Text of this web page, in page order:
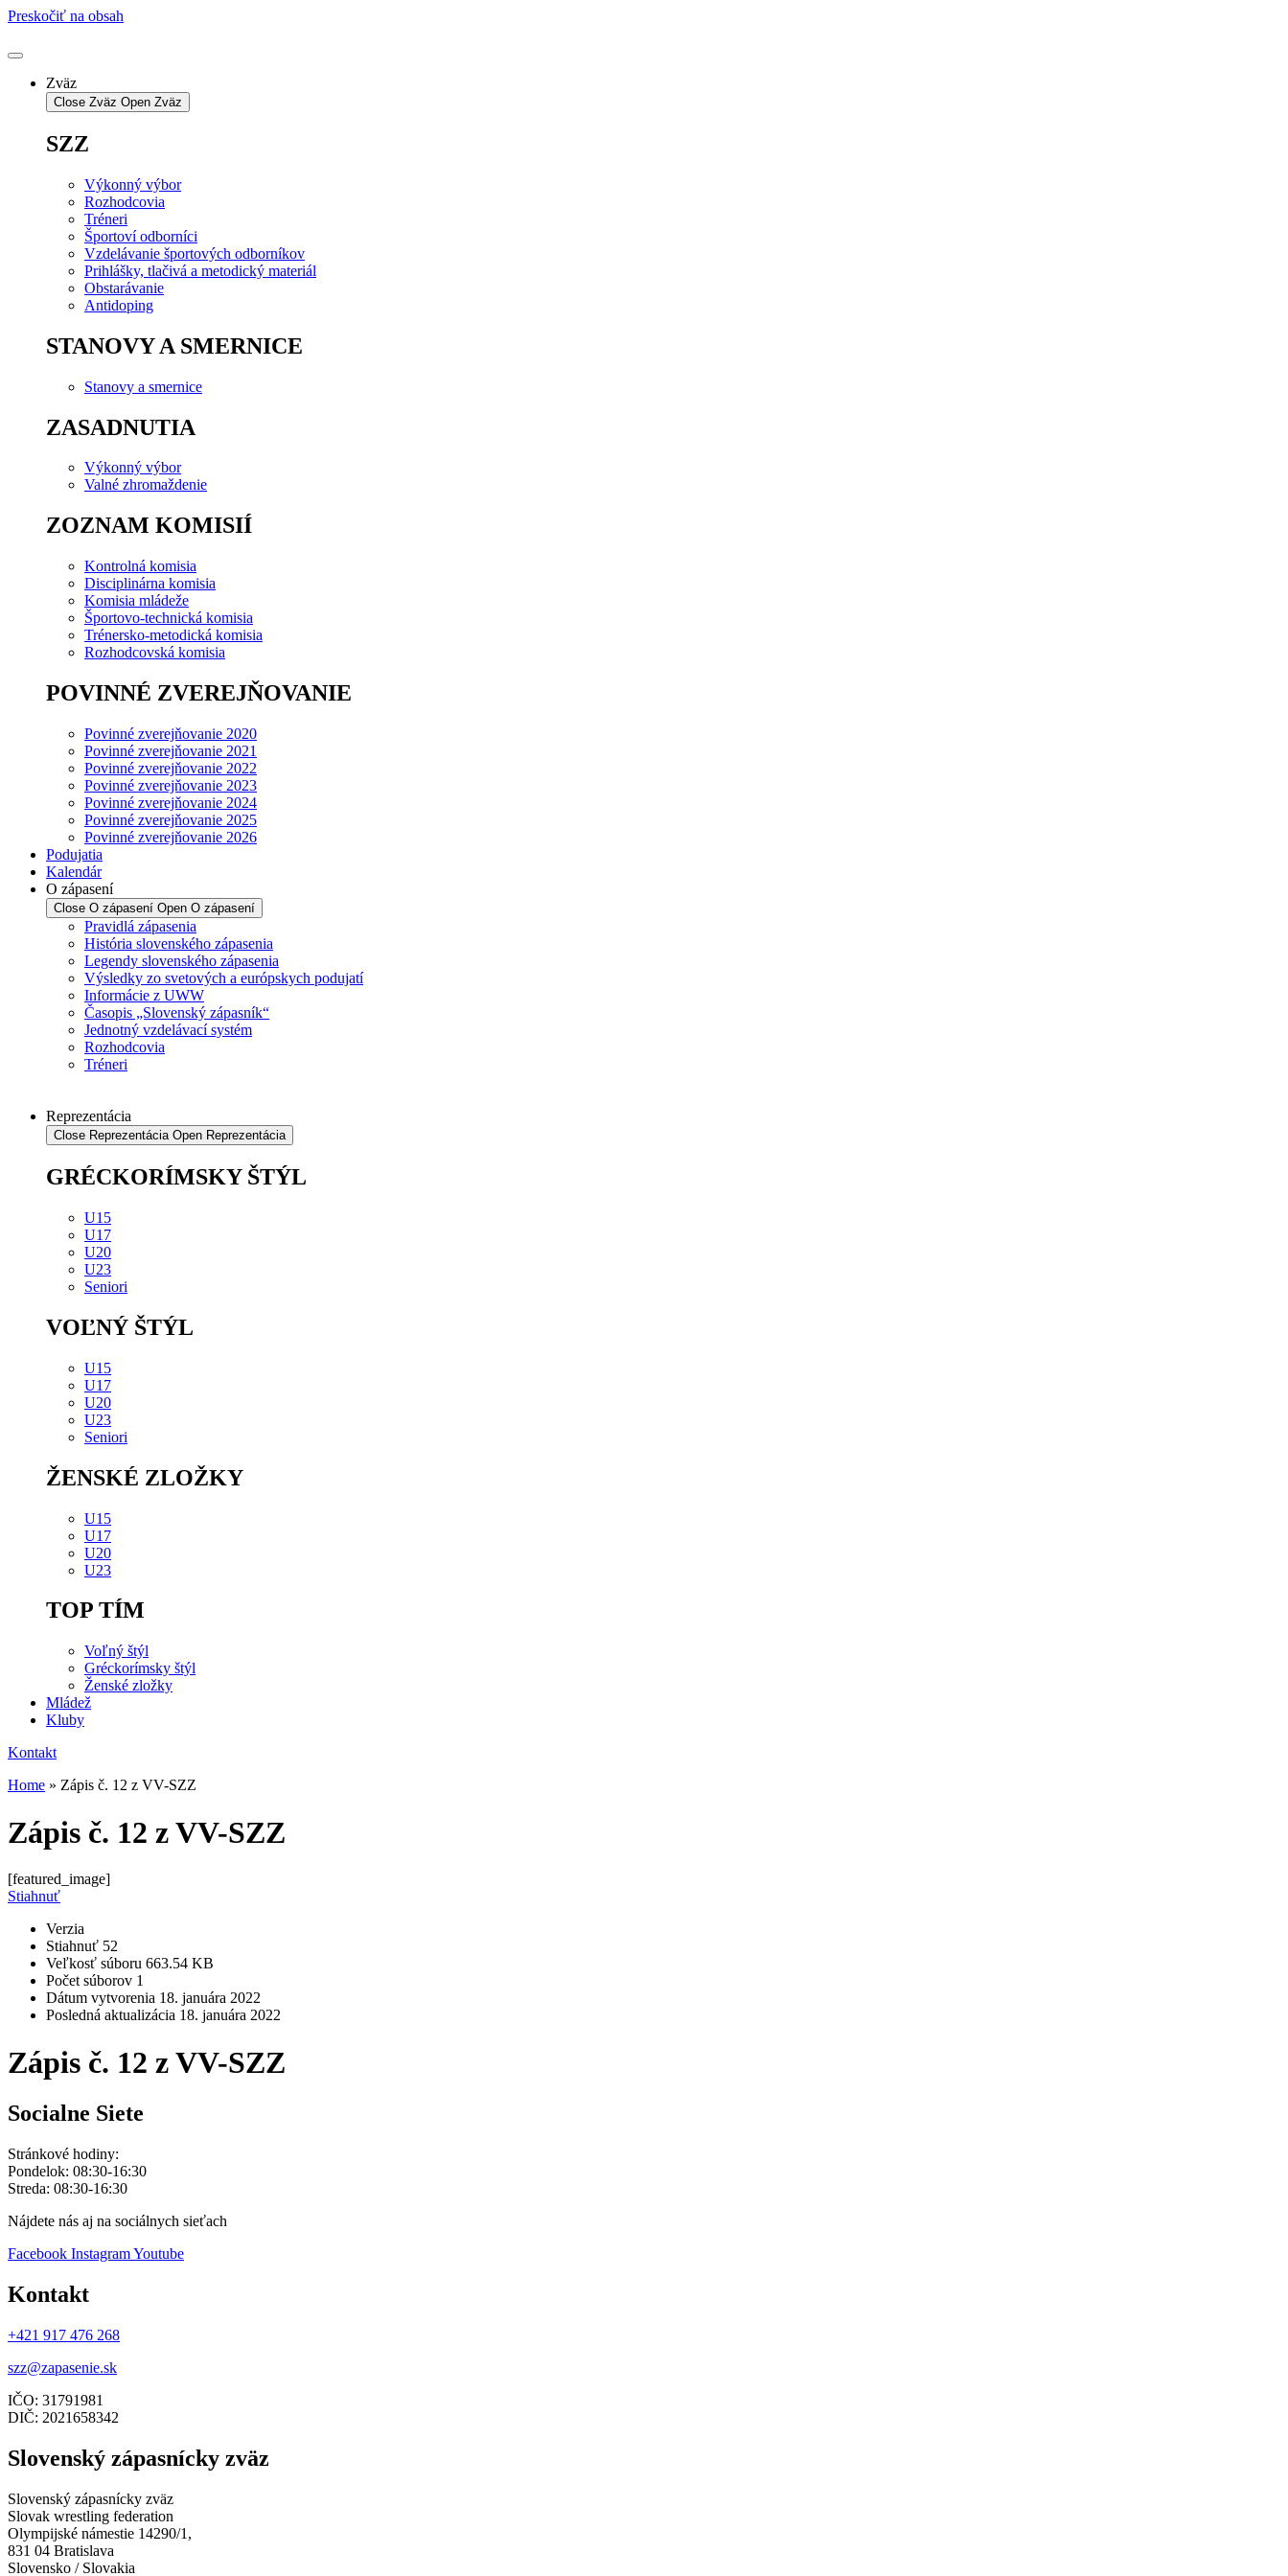
Preskočiť na obsah
Zväz
Close Zväz Open Zväz
SZZ
Výkonný výbor
Rozhodcovia
Tréneri
Športoví odborníci
Vzdelávanie športových odborníkov
Prihlášky, tlačivá a metodický materiál
Obstarávanie
Antidoping
STANOVY A SMERNICE
Stanovy a smernice
ZASADNUTIA
Výkonný výbor
Valné zhromaždenie
ZOZNAM KOMISIÍ
Kontrolná komisia
Disciplinárna komisia
Komisia mládeže
Športovo-technická komisia
Trénersko-metodická komisia
Rozhodcovská komisia
POVINNÉ ZVEREJŇOVANIE
Povinné zverejňovanie 2020
Povinné zverejňovanie 2021
Povinné zverejňovanie 2022
Povinné zverejňovanie 2023
Povinné zverejňovanie 2024
Povinné zverejňovanie 2025
Povinné zverejňovanie 2026
Podujatia
Kalendár
O zápasení
Close O zápasení Open O zápasení
Pravidlá zápasenia
História slovenského zápasenia
Legendy slovenského zápasenia
Výsledky zo svetových a európskych podujatí
Informácie z UWW
Časopis „Slovenský zápasník“
Jednotný vzdelávací systém
Rozhodcovia
Tréneri
Reprezentácia
Close Reprezentácia Open Reprezentácia
GRÉCKORÍMSKY ŠTÝL
U15
U17
U20
U23
Seniori
VOĽNÝ ŠTÝL
U15
U17
U20
U23
Seniori
ŽENSKÉ ZLOŽKY
U15
U17
U20
U23
TOP TÍM
Voľný štýl
Gréckorímsky štýl
Ženské zložky
Mládež
Kluby
Kontakt
Home » Zápis č. 12 z VV-SZZ
Zápis č. 12 z VV-SZZ
[featured_image]
Stiahnuť
Verzia
Stiahnuť 52
Veľkosť súboru 663.54 KB
Počet súborov 1
Dátum vytvorenia 18. januára 2022
Posledná aktualizácia 18. januára 2022
Zápis č. 12 z VV-SZZ
Socialne Siete
Stránkové hodiny:
Pondelok: 08:30-16:30
Streda: 08:30-16:30
Nájdete nás aj na sociálnych sieťach
Facebook InstagramYoutube
Kontakt
+421 917 476 268
szz@zapasenie.sk
IČO: 31791981
DIČ: 2021658342
Slovenský zápasnícky zväz
Slovenský zápasnícky zväz
Slovak wrestling federation
Olympijské námestie 14290/1,
831 04 Bratislava
Slovensko / Slovakia